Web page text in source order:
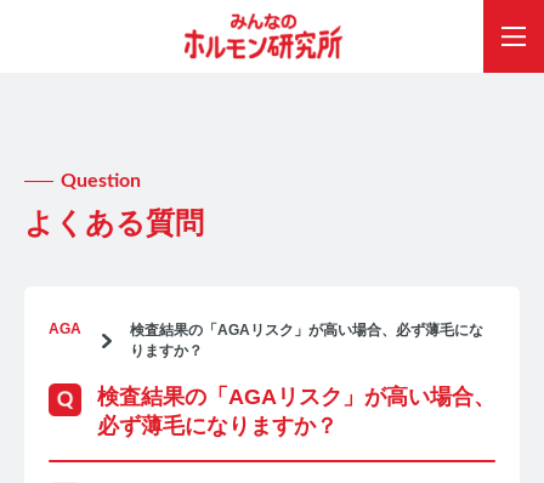
よくある質問
Question
AGA
検査結果の「AGAリスク」が高い場合、必ず薄毛にな
りますか？
検査結果の「AGAリスク」が高い場合、
必ず薄毛になりますか？